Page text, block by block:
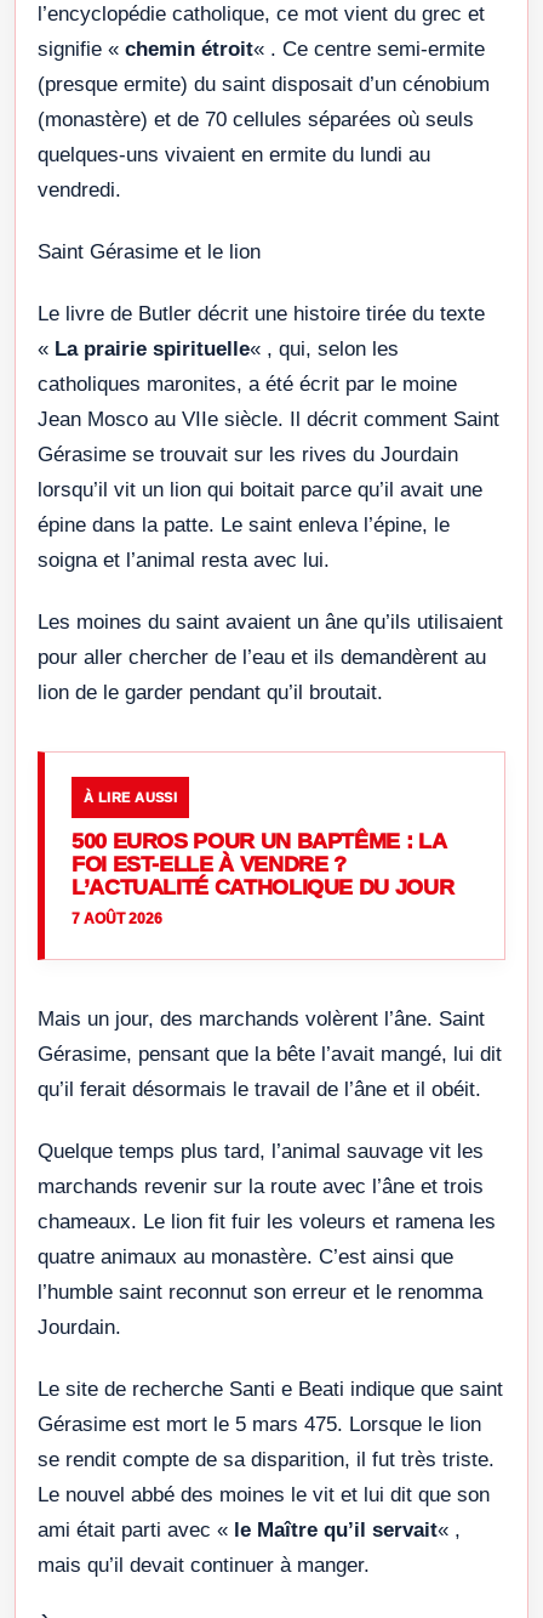
l’encyclopédie catholique, ce mot vient du grec et
signifie « chemin étroit« . Ce centre semi-ermite
(presque ermite) du saint disposait d’un cénobium
(monastère) et de 70 cellules séparées où seuls
quelques-uns vivaient en ermite du lundi au
vendredi.
Saint Gérasime et le lion
Le livre de Butler décrit une histoire tirée du texte
« La prairie spirituelle« , qui, selon les
catholiques maronites, a été écrit par le moine
Jean Mosco au VIIe siècle. Il décrit comment Saint
Gérasime se trouvait sur les rives du Jourdain
lorsqu’il vit un lion qui boitait parce qu’il avait une
épine dans la patte. Le saint enleva l’épine, le
soigna et l’animal resta avec lui.
Les moines du saint avaient un âne qu’ils utilisaient
pour aller chercher de l’eau et ils demandèrent au
lion de le garder pendant qu’il broutait.
À LIRE AUSSI
500 EUROS POUR UN BAPTÊME : LA
FOI EST-ELLE À VENDRE ?
L’ACTUALITÉ CATHOLIQUE DU JOUR
7 AOÛT 2026
Mais un jour, des marchands volèrent l’âne. Saint
Gérasime, pensant que la bête l’avait mangé, lui dit
qu’il ferait désormais le travail de l’âne et il obéit.
Quelque temps plus tard, l’animal sauvage vit les
marchands revenir sur la route avec l’âne et trois
chameaux. Le lion fit fuir les voleurs et ramena les
quatre animaux au monastère. C’est ainsi que
l’humble saint reconnut son erreur et le renomma
Jourdain.
Le site de recherche Santi e Beati indique que saint
Gérasime est mort le 5 mars 475. Lorsque le lion
se rendit compte de sa disparition, il fut très triste.
Le nouvel abbé des moines le vit et lui dit que son
ami était parti avec « le Maître qu’il servait« ,
mais qu’il devait continuer à manger.